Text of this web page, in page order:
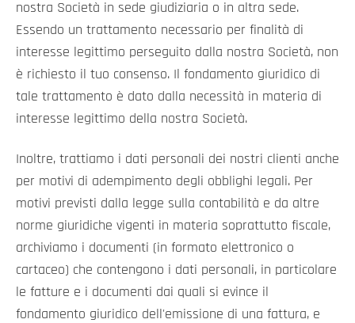
nostra Società in sede giudiziaria o in altra sede.
Essendo un trattamento necessario per finalità di
interesse legittimo perseguito dalla nostra Società, non
è richiesto il tuo consenso. Il fondamento giuridico di
tale trattamento è dato dalla necessità in materia di
interesse legittimo della nostra Società.
Inoltre, trattiamo i dati personali dei nostri clienti anche
per motivi di adempimento degli obblighi legali. Per
motivi previsti dalla legge sulla contabilità e da altre
norme giuridiche vigenti in materia soprattutto fiscale,
archiviamo i documenti (in formato elettronico o
cartaceo) che contengono i dati personali, in particolare
le fatture e i documenti dai quali si evince il
fondamento giuridico dell'emissione di una fattura, e